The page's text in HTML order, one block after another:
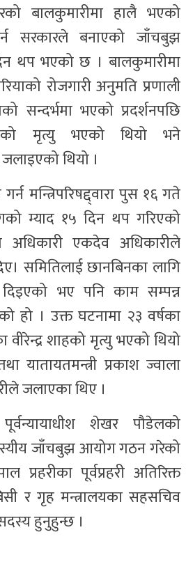
बालकुमारीमा हालै भएको
सरकारले बनाएको जाँचबुझ
थप भएको छ । बालकुमारीमा
रोजगारी अनुमति प्रणाली
सन्दर्भमा भएको प्रदर्शनपछि
मृत्यु भएको थियो भने
जलाइएको थियो ।
मन्त्रिपरिषद्द्वारा पुस १६ गते
म्याद १५ दिन थप गरिएको
अधिकारी एकदेव अधिकारीले
समितिलाई छानबिनका लागि
भए पनि काम सम्पन्न
हो । उक्त घटनामा २३ वर्षका
शाहको मृत्यु भएको थियो
यातायतमन्त्री प्रकाश ज्वाला
जलाएका थिए ।
शेखर पौडेलको
जाँचबुझ आयोग गठन गरेको
प्रहरीका पूर्वप्रहरी अतिरिक्त
र गृह मन्त्रालयका सहसचिव
हुनुहुन्छ ।